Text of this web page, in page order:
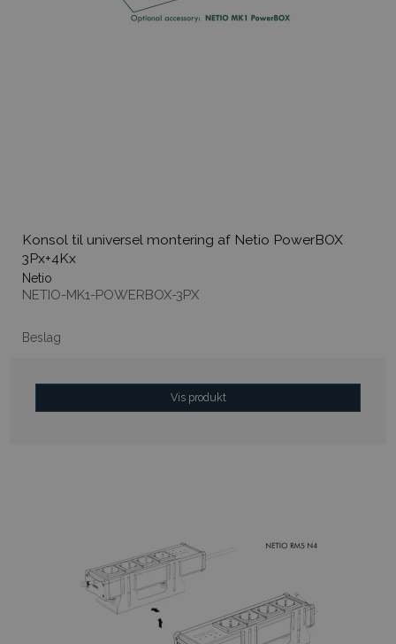
Konsol til universel montering af Netio PowerBOX
3Px+4Kx
Netio
NETIO-MK1-POWERBOX-3PX
Beslag
Vis produkt